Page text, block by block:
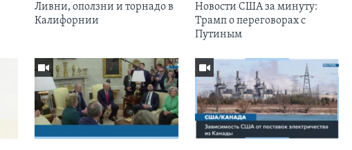
Ливни, оползни и торнадо в
Калифорнии
Новости США за минуту:
Трамп о переговорах с
Путиным